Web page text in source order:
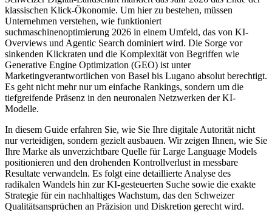
klassischen Klick-Ökonomie. Um hier zu bestehen, müssen
Unternehmen verstehen, wie funktioniert
suchmaschinenoptimierung 2026 in einem Umfeld, das von KI-
Overviews und Agentic Search dominiert wird. Die Sorge vor
sinkenden Klickraten und die Komplexität von Begriffen wie
Generative Engine Optimization (GEO) ist unter
Marketingverantwortlichen von Basel bis Lugano absolut berechtigt.
Es geht nicht mehr nur um einfache Rankings, sondern um die
tiefgreifende Präsenz in den neuronalen Netzwerken der KI-
Modelle.
In diesem Guide erfahren Sie, wie Sie Ihre digitale Autorität nicht
nur verteidigen, sondern gezielt ausbauen. Wir zeigen Ihnen, wie Sie
Ihre Marke als unverzichtbare Quelle für Large Language Models
positionieren und den drohenden Kontrollverlust in messbare
Resultate verwandeln. Es folgt eine detaillierte Analyse des
radikalen Wandels hin zur KI-gesteuerten Suche sowie die exakte
Strategie für ein nachhaltiges Wachstum, das den Schweizer
Qualitätsansprüchen an Präzision und Diskretion gerecht wird.